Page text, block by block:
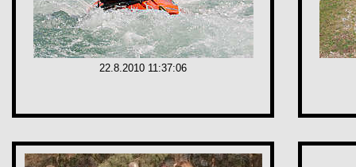
22.8.2010 11:37:06